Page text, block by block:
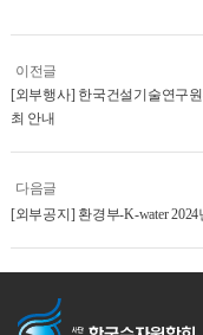
이전글
[외부행사] 한국건설기술연구원-
최 안내
다음글
[외부공지] 환경부-K-water